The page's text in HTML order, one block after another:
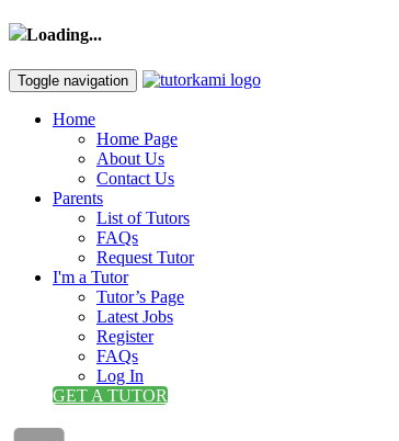
Loading...
Toggle navigation
Home
Home Page
About Us
Contact Us
Parents
List of Tutors
FAQs
Request Tutor
I'm a Tutor
Tutor’s Page
Latest Jobs
Register
FAQs
Log In
GET A TUTOR